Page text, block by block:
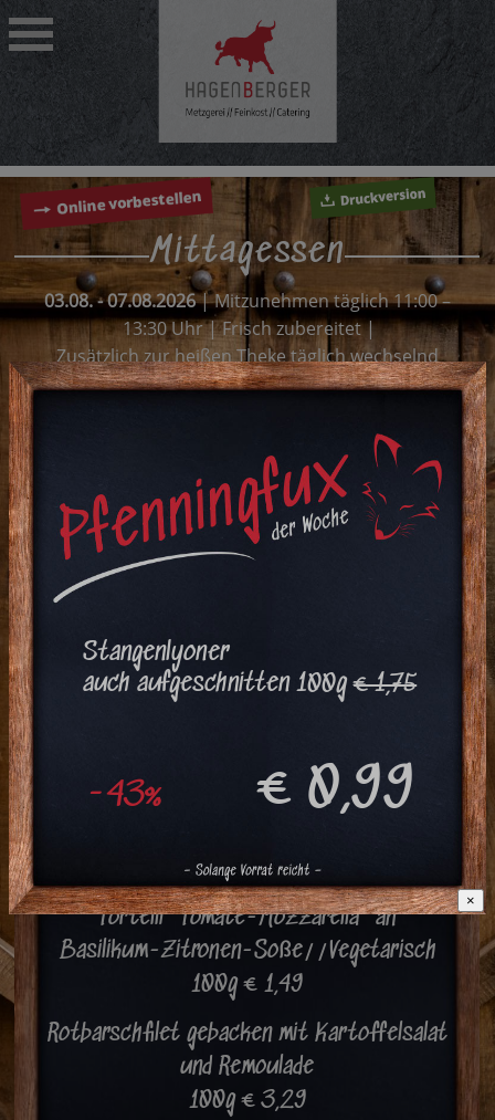
Mittagessen
03.08. - 07.08.2026| Mitzunehmen täglich 11:00 –
13:30 Uhr | Frisch zubereitet |
Zusätzlich zur heißen Theke täglich wechselnd
Donnerstag:
Lasagne al forno
100g € 1,69
Freitag:
Tortelli "Tomate-Mozzarella" an
Basilikum-Zitronen-Soße//Vegetarisch
100g € 1,49
Rotbarschfilet gebacken mit Kartoffelsalat
und Remoulade
100g € 3,29
Stangenlyoner
auch aufgeschnitten 100g€ 1,75
€ 0,99
-43%
×